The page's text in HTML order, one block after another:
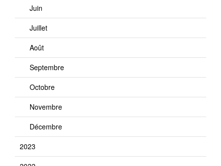
Juin
Juillet
Août
Septembre
Octobre
Novembre
Décembre
2023